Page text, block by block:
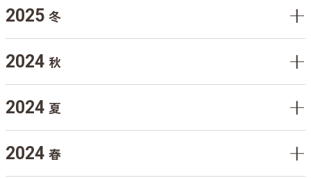
2025 冬
2024 秋
2024 夏
2024 春